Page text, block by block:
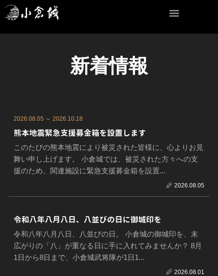
内
容
新着情報
2026.08.05 ～ 2026.10.18
熊本地震緊急支援募金箱を設置します
このたびの熊本地震により被災された皆様に、心よりお見
舞い申し上げます。 小倉城では、被災された方々への支
援のため、関連施設に緊急支援募金箱を設置...
2026.08.05
令和八年八月八日、八並びの日に御城印を
令和八年八月八日、八並びの日。 小倉城の御城印を、末
広がりの「八」が重なる日に手に入れてみませんか？ 8月
1日から8日まで、小倉城武将隊が1日1...
2026.08.01